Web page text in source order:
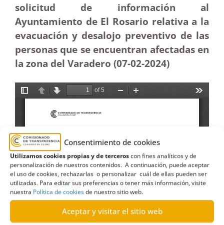
Consentimiento de cookies
Utilizamos cookies propias y de terceroscon fines analíticos y de
personalización de nuestros contenidos. A continuación, puede aceptar
el uso de cookies, rechazarlas o personalizar cuál de ellas pueden ser
utilizadas. Para editar sus preferencias o tener más información, visite
nuestra Política de cookiesde nuestro sitio web.
Aceptar y visitar el sitio web
solicitud de información al
Ayuntamiento de El Rosario relativa a la
evacuación y desalojo preventivo de las
personas que se encuentran afectadas en
la zona del Varadero (07-02-2024)